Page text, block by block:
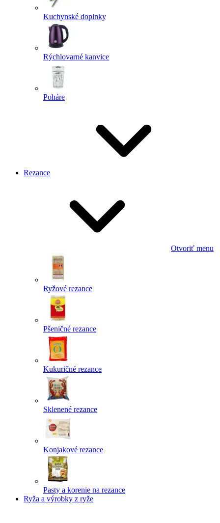
Kuchynské doplnky
Rýchlovarné kanvice
Poháre
Rezance
Otvoriť menu
Ryžové rezance
Pšeničné rezance
Kukuričné rezance
Sklenené rezance
Konjakové rezance
Pasty a korenie na rezance
Ryža a výrobky z ryže